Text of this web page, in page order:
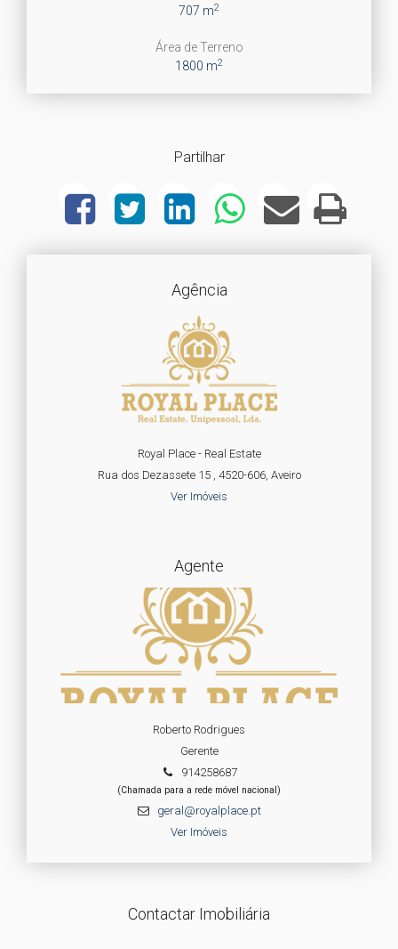
707 m2
Área de Terreno
1800 m2
Partilhar
Agência
Royal Place - Real Estate
Rua dos Dezassete 15 , 4520-606, Aveiro
Ver Imóveis
Agente
Roberto Rodrigues
Gerente
914258687
(Chamada para a rede móvel nacional)
geral@royalplace.pt
Ver Imóveis
Contactar Imobiliária